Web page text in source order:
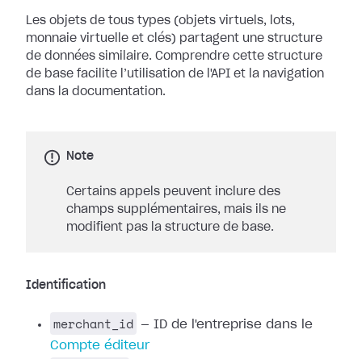
Les objets de tous types (objets virtuels, lots,
monnaie virtuelle et clés) partagent une structure
de données similaire. Comprendre cette structure
de base facilite l’utilisation de l'API et la navigation
dans la documentation.
Note
Certains appels peuvent inclure des
champs supplémentaires, mais ils ne
modifient pas la structure de base.
Identification
merchant_id
— ID de l'entreprise dans le
Compte éditeur